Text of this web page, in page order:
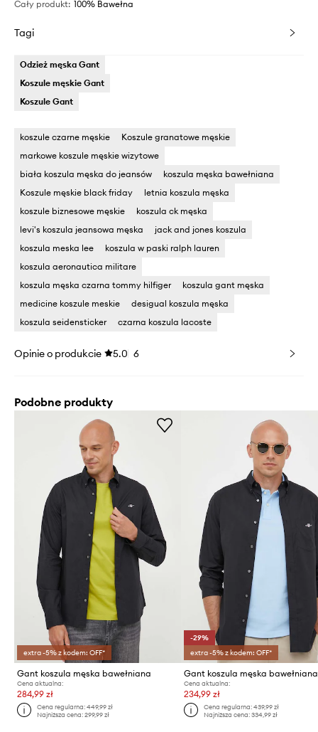
Cały produkt: 100% Bawełna
Tagi
Odzież męska Gant
Koszule męskie Gant
Koszule Gant
koszule czarne męskie
Koszule granatowe męskie
markowe koszule męskie wizytowe
biała koszula męska do jeansów
koszula męska bawełniana
Koszule męskie black friday
letnia koszula męska
koszule biznesowe męskie
koszula ck męska
levi's koszula jeansowa męska
jack and jones koszula
koszula meska lee
koszula w paski ralph lauren
koszula aeronautica militare
koszula męska czarna tommy hilfiger
koszula gant męska
medicine koszule meskie
desigual koszula męska
koszula seidensticker
czarna koszula lacoste
Opinie o produkcie 5.0 6
Podobne produkty
extra -5% z kodem: OFF*
Gant koszula męska bawełniana
Cena aktualna:
284,99 zł
Cena regularna:449,99 zł
Najniższa cena:299,99 zł
-29%
extra -5% z kodem: OFF*
Gant koszula męska bawełniana
Cena aktualna:
234,99 zł
Cena regularna: 439,99 zł
Najniższa cena: 334,99 zł